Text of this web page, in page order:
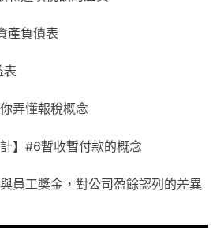
產負債表
表
弄懂報稅概念
】#6暫收暫付款的概念
員工獎金，對公司盈餘認列的差異